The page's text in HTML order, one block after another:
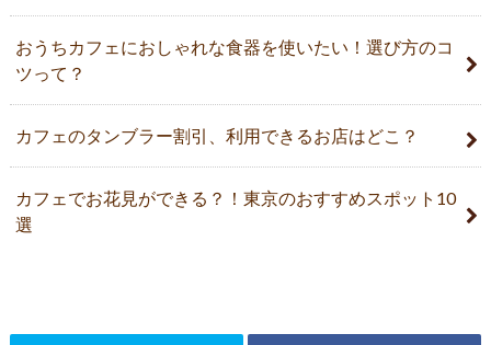
おうちカフェにおしゃれな食器を使いたい！選び方のコ
ツって？
カフェのタンブラー割引、利用できるお店はどこ？
カフェでお花見ができる？！東京のおすすめスポット10
選